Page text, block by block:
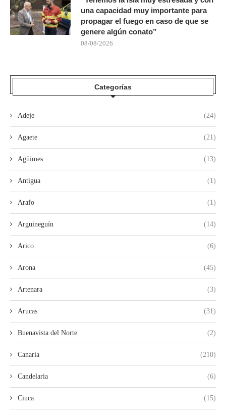
una capacidad muy importante para
propagar el fuego en caso de que se
genere algún conato”
08/08/2026
Categorías
Adeje (24)
Agaete (21)
Agüimes (13)
Antigua (1)
Arafo (1)
Arguineguín (14)
Arico (6)
Arona (45)
Artenara (3)
Arucas (31)
Buenavista del Norte (2)
Canaria (210)
Candelaria (6)
Ciuca (15)